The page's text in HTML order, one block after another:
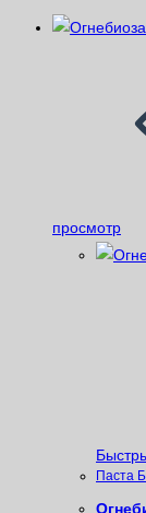
просмотр
Паста